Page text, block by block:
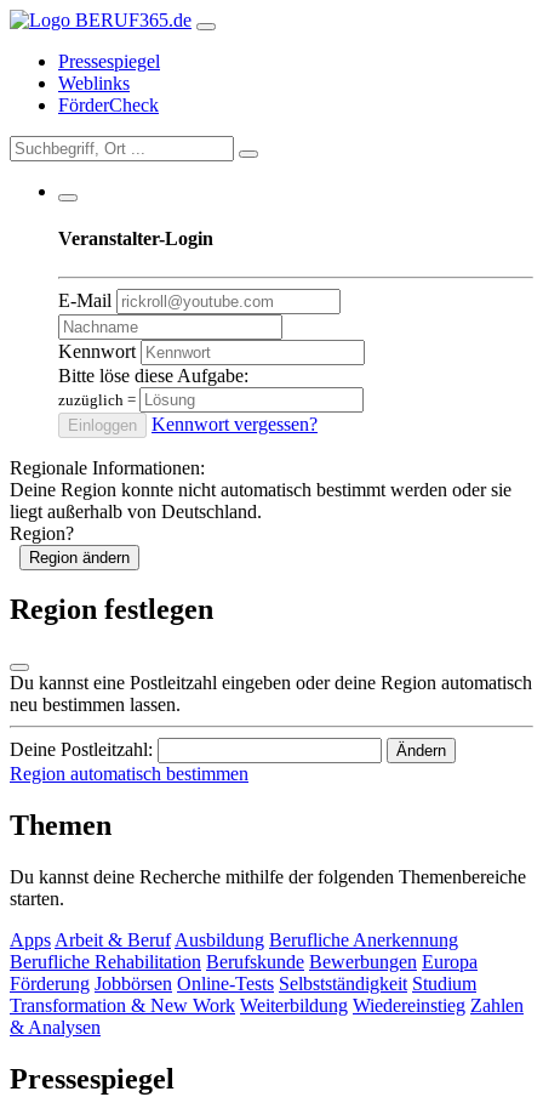
Pressespiegel
Weblinks
FörderCheck
Veranstalter-Login
E-Mail
Kennwort
Bitte löse diese Aufgabe:
zuzüglich =
Einloggen
Kennwort vergessen?
Regionale Informationen:
Deine Region konnte nicht automatisch bestimmt werden oder sie
liegt außerhalb von Deutschland.
Region?
Region ändern
Region festlegen
Du kannst eine Postleitzahl eingeben oder deine Region automatisch
neu bestimmen lassen.
Deine Postleitzahl: Ändern
Region automatisch bestimmen
Themen
Du kannst deine Recherche mithilfe der folgenden Themenbereiche
starten.
Apps Arbeit & Beruf Ausbildung Berufliche Anerkennung
Berufliche Rehabilitation Berufskunde Bewerbungen Europa
Förderung Jobbörsen Online-Tests Selbstständigkeit Studium
Transformation & New Work Weiterbildung Wiedereinstieg Zahlen
& Analysen
Pressespiegel